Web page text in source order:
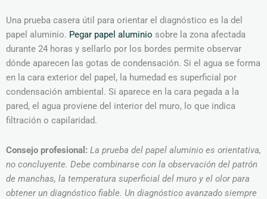
Una prueba casera útil para orientar el diagnóstico es la del
papel aluminio. Pegar papel aluminio sobre la zona afectada
durante 24 horas y sellarlo por los bordes permite observar
dónde aparecen las gotas de condensación. Si el agua se forma
en la cara exterior del papel, la humedad es superficial por
condensación ambiental. Si aparece en la cara pegada a la
pared, el agua proviene del interior del muro, lo que indica
filtración o capilaridad.
Consejo profesional: La prueba del papel aluminio es orientativa,
no concluyente. Debe combinarse con la observación del patrón
de manchas, la temperatura superficial del muro y el olor para
obtener un diagnóstico fiable. Un diagnóstico avanzado siempre